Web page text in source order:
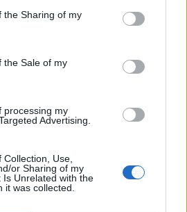
the Sharing of my
the Sale of my
processing my
Advertising.
Use,
or Sharing of my
Is Unrelated with the
it was collected.
cikkarchívum
2 év napon belüli